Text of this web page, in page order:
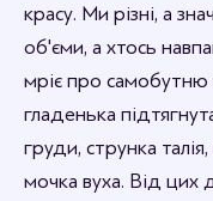
красу. Ми різні, а
об'єми, а хтось
мріє про самобутню
гладенька
груди, струнка
мочка вуха. Від цих